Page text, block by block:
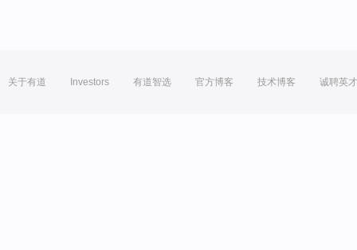
关于有道 Investors 有道智选 官方博客 技术博客 诚聘英才